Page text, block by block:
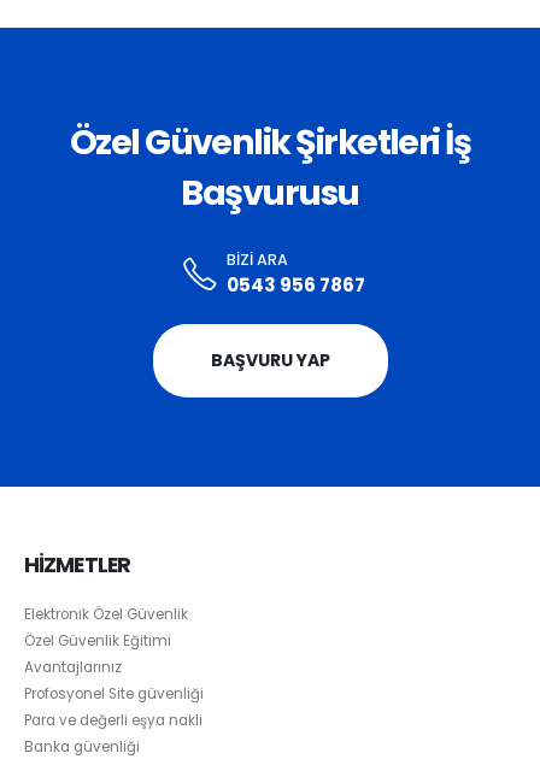
Özel Güvenlik Şirketleri İş
Başvurusu
BIZI ARA
0543 956 7867
BAŞVURU YAP
HİZMETLER
Elektronik Özel Güvenlik
Özel Güvenlik Eğitimi
Avantajlarınız
Profosyonel Site güvenliği
Para ve değerli eşya nakli
Banka güvenliği